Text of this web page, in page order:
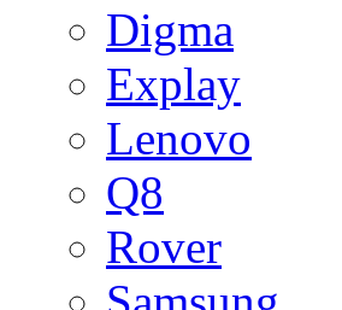
Digma
Explay
Lenovo
Q8
Rover